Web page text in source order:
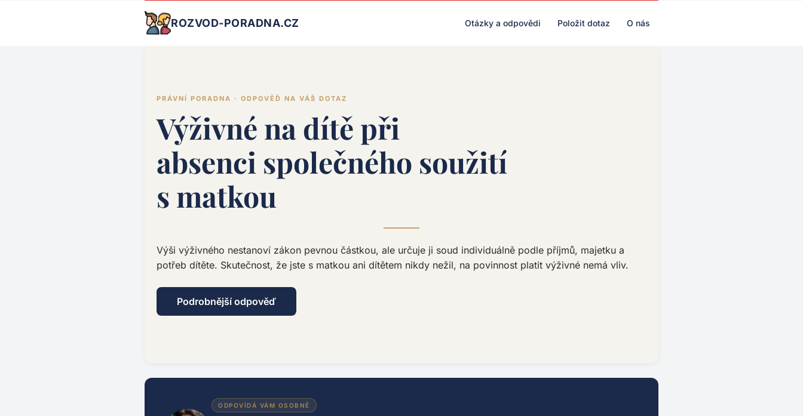
ROZVOD-PORADNA.CZ Otázky a odpovědi Položit dotaz O nás
PRÁVNÍ PORADNA · ODPOVĚĎ NA VÁŠ DOTAZ
Výživné na dítě při
absenci společného soužití
s matkou
Výši výživného nestanoví zákon pevnou částkou, ale určuje ji soud individuálně podle příjmů, majetku a
potřeb dítěte. Skutečnost, že jste s matkou ani dítětem nikdy nežil, na povinnost platit výživné nemá vliv.
Podrobnější odpověď
ODPOVÍDÁ VÁM OSOBNĚ